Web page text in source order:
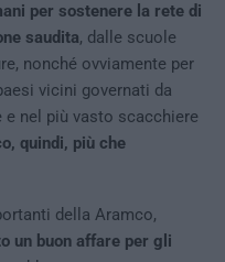
per sostenere la rete di
saudita, dalle scuole
nonché ovviamente per
vicini governati da
nel più vasto scacchiere
quindi, più che
della Aramco,
un buon affare per gli